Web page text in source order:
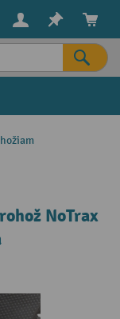
NoTrax